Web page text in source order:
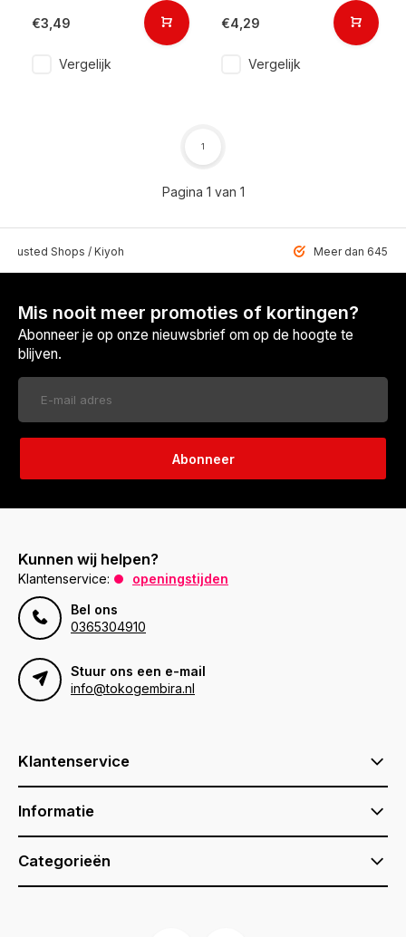
€3,49
Vergelijk
€4,29
Vergelijk
Pagina 1 van 1
1
Shops / Kiyoh Meer dan 6459
Mis nooit meer promoties of kortingen?
Abonneer je op onze nieuwsbrief om op de hoogte te
blijven.
Abonneer
Kunnen wij helpen?
Klantenservice:
openingstijden
Bel ons
0365304910
Stuur ons een e-mail
info@tokogembira.nl
Klantenservice
Informatie
Categorieën